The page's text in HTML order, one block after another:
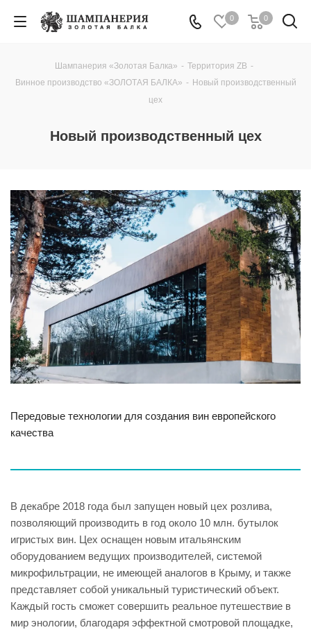
0 0
Шампанерия «Золотая Балка» - Территория ZB -
Винное производство «ЗОЛОТАЯ БАЛКА» - Новый производственный
цех
Новый производственный цех
Передовые технологии для создания вин европейского
качества
В декабре 2018 года был запущен новый цех розлива,
позволяющий производить в год около 10 млн. бутылок
игристых вин. Цех оснащен новым итальянским
оборудованием ведущих производителей, системой
микрофильтрации, не имеющей аналогов в Крыму, и также
представляет собой уникальный туристический объект.
Каждый гость сможет совершить реальное путешествие в
мир энологии, благодаря эффектной смотровой площадке,